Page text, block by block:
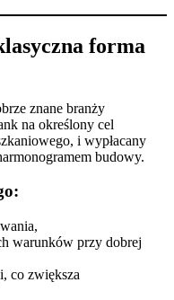
forma
znane branży
na określony cel
i wypłacany
budowy.
warunków przy dobrej
co zwiększa